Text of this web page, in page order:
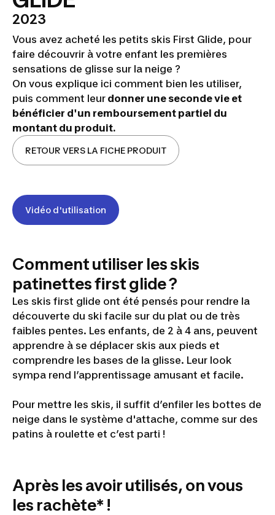
2023
Vous avez acheté les petits skis First Glide, pour
faire découvrir à votre enfant les premières
sensations de glisse sur la neige ?
On vous explique ici comment bien les utiliser,
puis comment leur donner une seconde vie et
bénéficier d'un remboursement partiel du
montant du produit.
RETOUR VERS LA FICHE PRODUIT
Vidéo d'utilisation
Comment utiliser les skis
patinettes first glide ?
Les skis first glide ont été pensés pour rendre la
découverte du ski facile sur du plat ou de très
faibles pentes. Les enfants, de 2 à 4 ans, peuvent
apprendre à se déplacer skis aux pieds et
comprendre les bases de la glisse. Leur look
sympa rend l’apprentissage amusant et facile.
Pour mettre les skis, il suffit d’enfiler les bottes de
neige dans le système d'attache, comme sur des
patins à roulette et c’est parti !
La
seconde
vie des
TURN :
notice,
Après les avoir utilisés, on vous
les rachète* !